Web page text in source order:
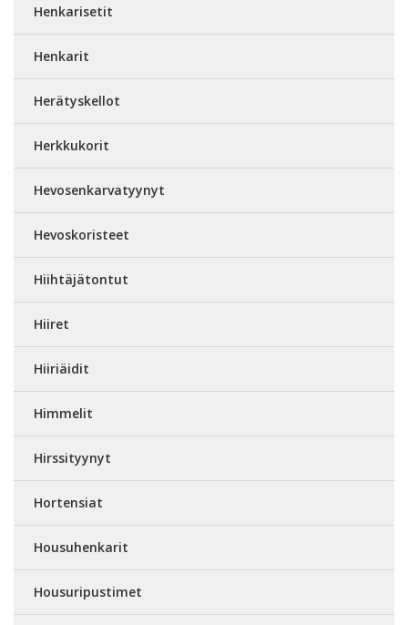
Henkarisetit
Henkarit
Herätyskellot
Herkkukorit
Hevosenkarvatyynyt
Hevoskoristeet
Hiihtäjätontut
Hiiret
Hiiriäidit
Himmelit
Hirssityynyt
Hortensiat
Housuhenkarit
Housuripustimet